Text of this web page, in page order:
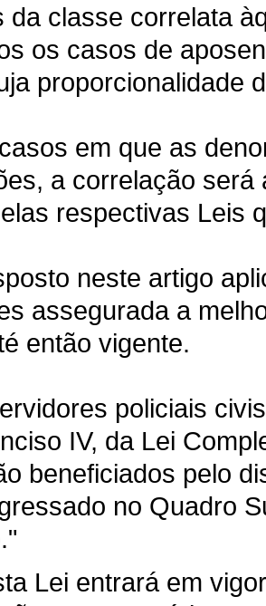
da classe correlata
os casos de
proporcionalidade
em que as
a correlação
respectivas Leis
neste artigo
assegurada a
então vigente.
policiais
IV, da Lei
beneficiados pelo
no Quadro
Lei entrará em